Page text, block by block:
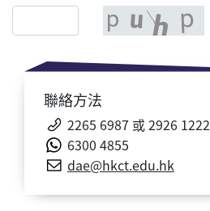
聯絡方法
2265 6987 或2926 1222
6300 4855
dae@hkct.edu.hk